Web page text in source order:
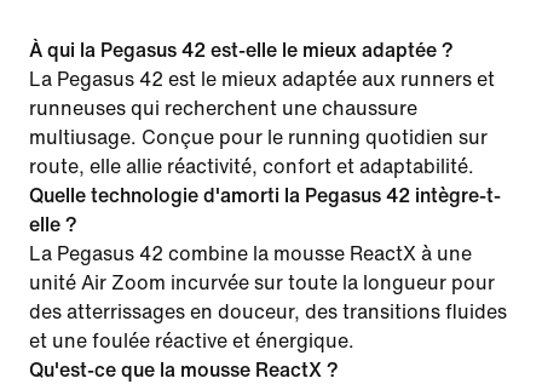
À qui la Pegasus 42 est-elle le mieux adaptée ?
La Pegasus 42 est le mieux adaptée aux runners et
runneuses qui recherchent une chaussure
multiusage. Conçue pour le running quotidien sur
route, elle allie réactivité, confort et adaptabilité.
Quelle technologie d'amorti la Pegasus 42 intègre-t-
elle ?
La Pegasus 42 combine la mousse ReactX à une
unité Air Zoom incurvée sur toute la longueur pour
des atterrissages en douceur, des transitions fluides
et une foulée réactive et énergique.
Qu'est-ce que la mousse ReactX ?